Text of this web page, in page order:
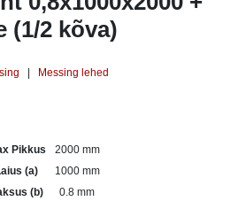
(1/2 kõva)
Messing lehed
Pikkus
2000 mm
(a)
1000 mm
(b)
0.8 mm